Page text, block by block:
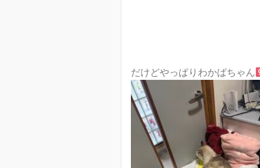
だけどやっぱりわかばちゃん